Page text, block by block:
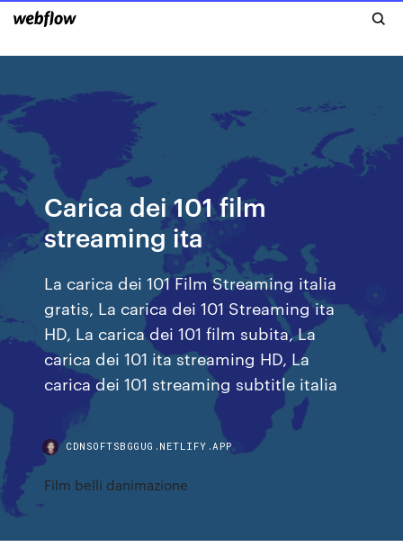
Carica dei 101 film
streaming ita
La carica dei 101 Film Streaming italia
gratis, La carica dei 101 Streaming ita
HD, La carica dei 101 film subita, La
carica dei 101 ita streaming HD, La
carica dei 101 streaming subtitle italia
CDNSOFTSBGGUG.NETLIFY.APP
Film belli danimazione